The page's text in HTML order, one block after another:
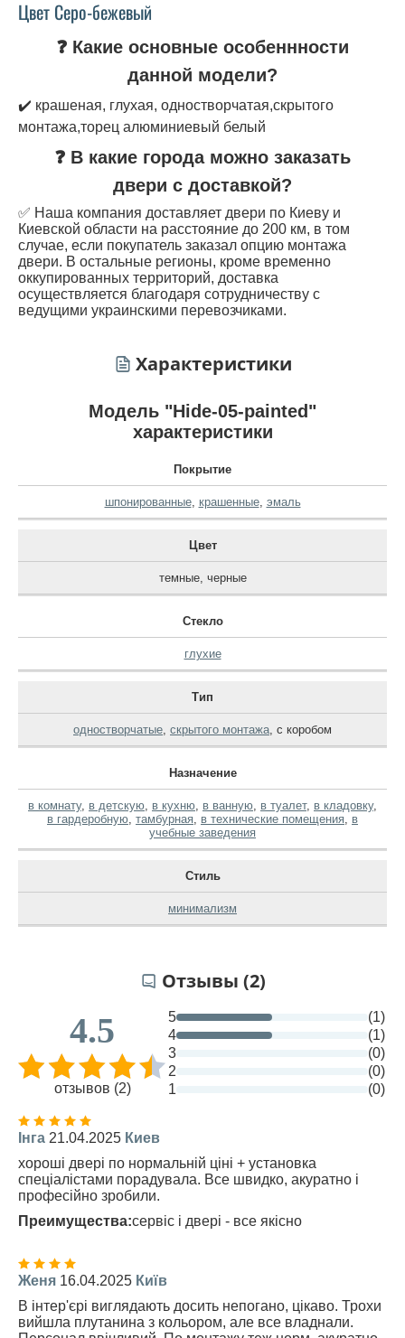
Цвет Серо-бежевый
❓ Какие основные особеннности
данной модели?
✔️ крашеная, глухая, одностворчатая,скрытого
монтажа,торец алюминиевый белый
❓ В какие города можно заказать
двери с доставкой?
✅ Наша компания доставляет двери по Киеву и
Киевской области на расстояние до 200 км, в том
случае, если покупатель заказал опцию монтажа
двери. В остальные регионы, кроме временно
оккупированных территорий, доставка
осуществляется благодаря сотрудничеству с
ведущими украинскими перевозчиками.
Характеристики
Модель "Hide-05-painted"
характеристики
Покрытие
шпонированные, крашенные, эмаль
Цвет
темные, черные
Стекло
глухие
Тип
одностворчатые скрытого монтажа с коробом
Назначение
в комнату, в детскую в кухню в ванную в туалет, в кладовку,
в гардеробную тамбурная в технические помещения в
учебные заведения
Стиль
минимализм
Отзывы (2)
4.5
отзывов (2)
5
(1)
4
(1)
3
(0)
2
(0)
1
(0)
Інга 21.04.2025 Киев
хороші двері по нормальній ціні + установка
спеціалістами порадувала. Все швидко, акуратно і
професійно зробили.
Преимущества:сервіс і двері - все якісно
Женя 16.04.2025 Київ
В інтер'єрі виглядають досить непогано, цікаво. Трохи
вийшла плутанина з кольором, але все владнали.